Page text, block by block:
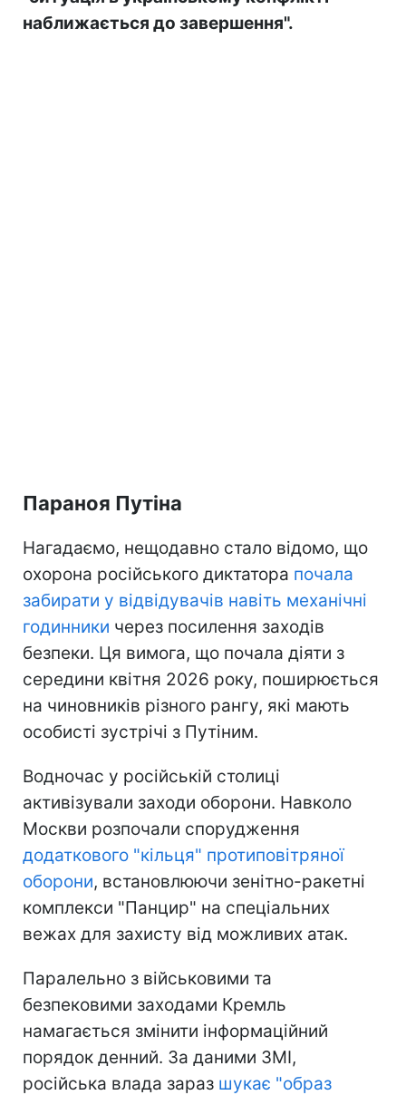
наближається до завершення".
Параноя Путіна
Нагадаємо, нещодавно стало відомо, що
охорона російського диктатора почала
забирати у відвідувачів навіть механічні
годинники через посилення заходів
безпеки. Ця вимога, що почала діяти з
середини квітня 2026 року, поширюється
на чиновників різного рангу, які мають
особисті зустрічі з Путіним.
Водночас у російській столиці
активізували заходи оборони. Навколо
Москви розпочали спорудження
додаткового "кільця" протиповітряної
оборони, встановлюючи зенітно-ракетні
комплекси "Панцир" на спеціальних
вежах для захисту від можливих атак.
Паралельно з військовими та
безпековими заходами Кремль
намагається змінити інформаційний
порядок денний. За даними ЗМІ,
російська влада зараз шукає "образ